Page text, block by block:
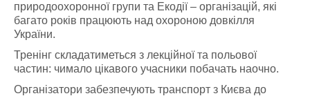
природоохоронної групи та Екодії – організацій, які
багато років працюють над охороною довкілля
України.
Тренінг складатиметься з лекційної та польової
частин: чимало цікавого учасники побачать наочно.
Організатори забезпечують транспорт з Києва до